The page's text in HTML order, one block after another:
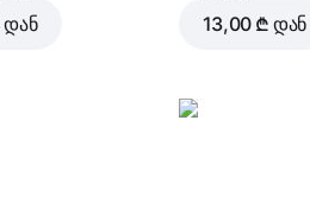
დან 13,00 ₾ დან